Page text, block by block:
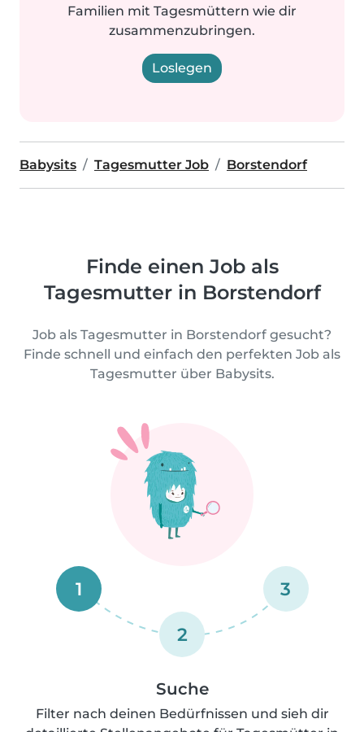
Familien mit Tagesmüttern wie dir
zusammenzubringen.
Loslegen
Babysits Tagesmutter Job Borstendorf
Finde einen Job als
Tagesmutter in Borstendorf
Job als Tagesmutter in Borstendorf gesucht?
Finde schnell und einfach den perfekten Job als
Tagesmutter über Babysits.
1
2
3
Suche
Filter nach deinen Bedürfnissen und sieh dir